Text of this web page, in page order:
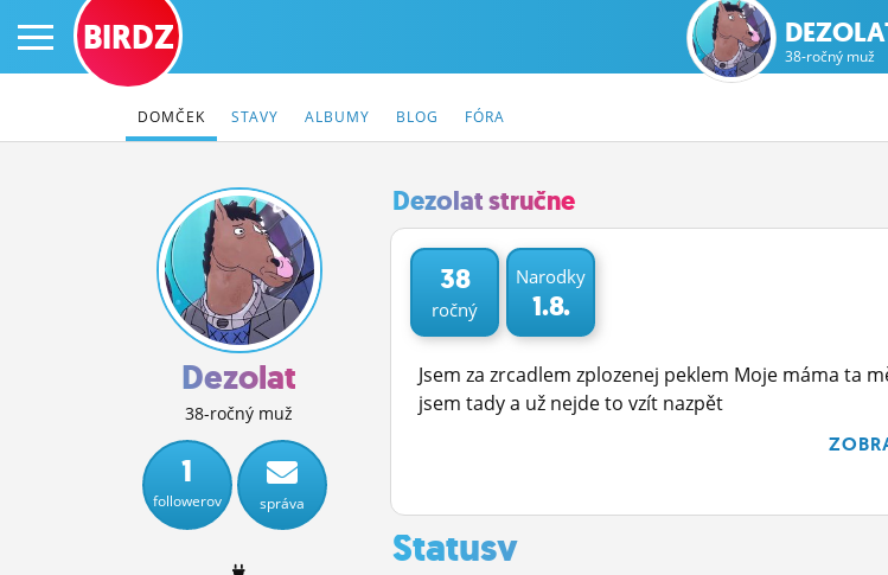
PRIHLÁS SA
ČINŽIAK
FÓRUM
STATUSY
BLOGY
OBRÁZKY
BIRDZ 38-ročný muž
DOMČEK STAVY ALBUMY BLOG FÓRA
Dezolat
38-ročný muž
1
followerov správa
Dezolat stručne
38
ročný
Narodky
1.8.
Jsem za zrcadlem zplozenej peklem Moje máma ta
jsem tady a už nejde to vzít nazpět
Statusy